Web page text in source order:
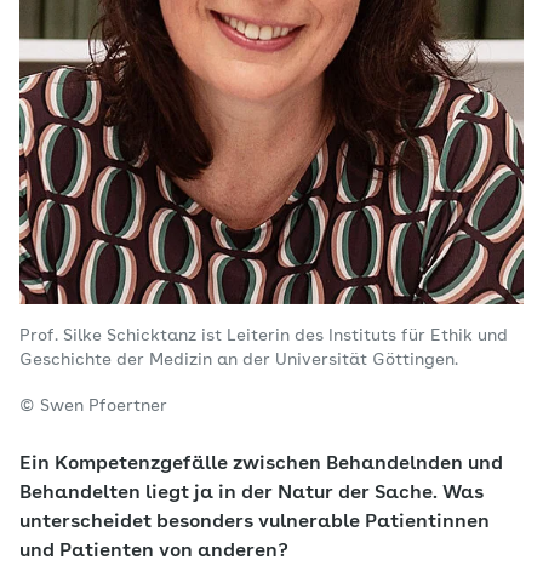
Prof. Silke Schicktanz ist Leiterin des Instituts für Ethik und
Geschichte der Medizin an der Universität Göttingen.
© Swen Pfoertner
Ein Kompetenzgefälle zwischen Behandelnden und
Behandelten liegt ja in der Natur der Sache. Was
unterscheidet besonders vulnerable Patientinnen
und Patienten von anderen?